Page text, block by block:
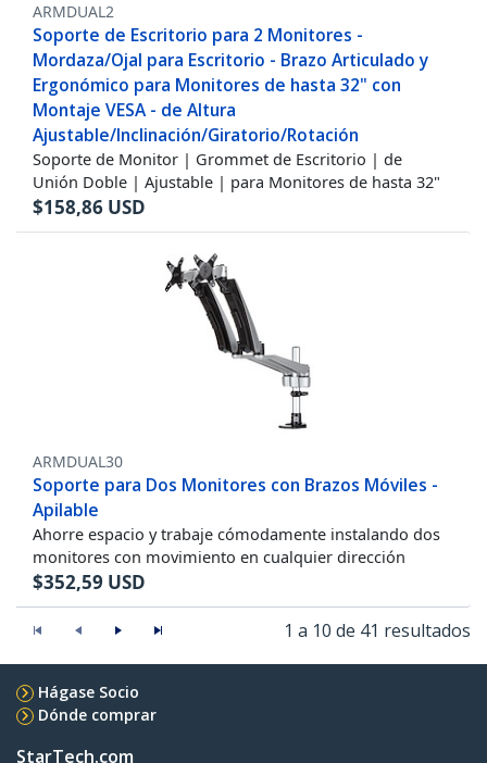
ARMDUAL2
Soporte de Escritorio para 2 Monitores -
Mordaza/Ojal para Escritorio - Brazo Articulado y
Ergonómico para Monitores de hasta 32" con
Montaje VESA - de Altura
Ajustable/Inclinación/Giratorio/Rotación
Soporte de Monitor | Grommet de Escritorio | de
Unión Doble | Ajustable | para Monitores de hasta 32"
$158,86 USD
ARMDUAL30
Soporte para Dos Monitores con Brazos Móviles -
Apilable
Ahorre espacio y trabaje cómodamente instalando dos
monitores con movimiento en cualquier dirección
$352,59 USD
1 a 10 de 41 resultados
Hágase Socio
Dónde comprar
StarTech.com